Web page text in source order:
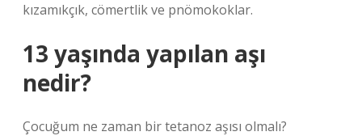
kızamıkçık, cömertlik ve pnömokoklar.
13 yaşında yapılan aşı
nedir?
Çocuğum ne zaman bir tetanoz aşısı olmalı?